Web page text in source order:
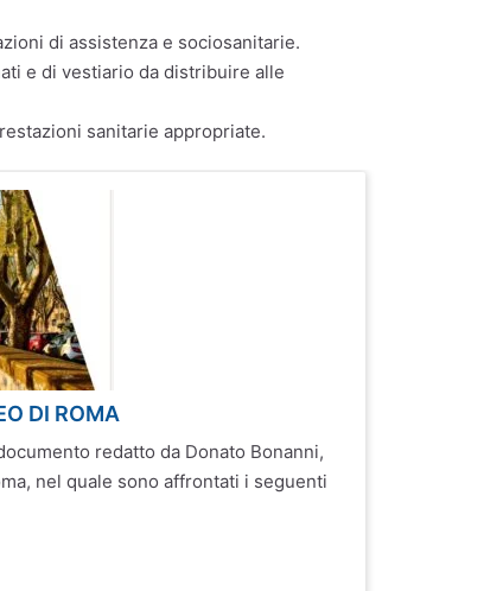
di assistenza e sociosanitarie.
e di vestiario da distribuire alle
sanitarie appropriate.
DI ROMA
redatto da Donato Bonanni,
nel quale sono affrontati i seguenti